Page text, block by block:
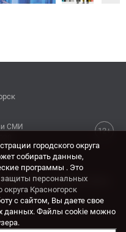
12+
СМИ
область, г. Красногорск,
городского округа
собирать данные,
программы . Это
защиты персональных
Красногорск
с сайтом, Вы даете свое
данных. Файлы cookie можно